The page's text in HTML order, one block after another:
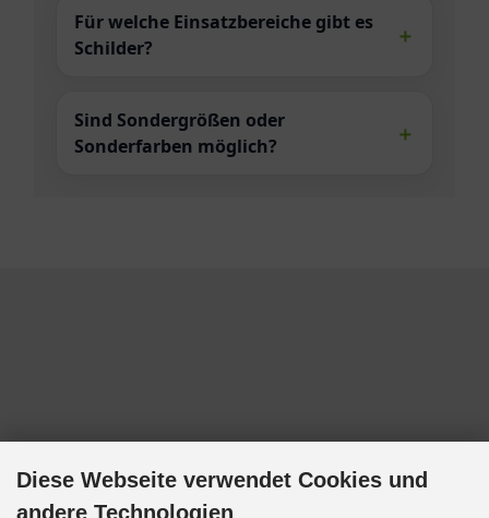
Für welche Einsatzbereiche gibt es
Schilder?
Sind Sondergrößen oder
Sonderfarben möglich?
Diese Webseite verwendet Cookies und
andere Technologien